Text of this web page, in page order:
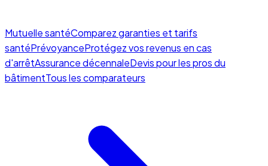
Mutuelle santéComparez garanties et tarifs
santéPrévoyanceProtégez vos revenus en cas
d'arrêtAssurance décennaleDevis pour les pros du
bâtimentTous les comparateurs